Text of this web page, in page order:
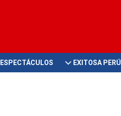
ESPECTÁCULOS EXITOSA PERÚ